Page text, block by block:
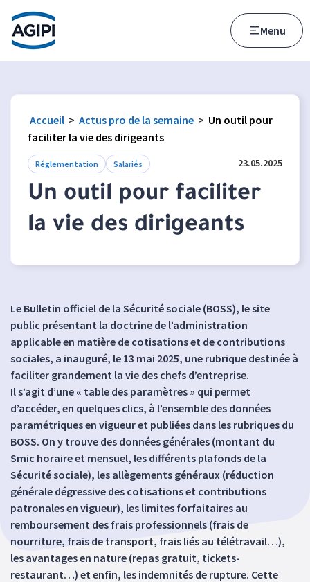
Accès au menu
Accès au contenu principal
Menu
Accueil > Actus pro de la semaine > Un outil pour
faciliter la vie des dirigeants
Réglementation Salariés 23.05.2025
Un outil pour faciliter
la vie des dirigeants
Le Bulletin officiel de la Sécurité sociale (BOSS), le site
public présentant la doctrine de l’administration
applicable en matière de cotisations et de contributions
sociales, a inauguré, le 13 mai 2025, une rubrique destinée à
faciliter grandement la vie des chefs d’entreprise.
Il s’agit d’une « table des paramètres » qui permet
d’accéder, en quelques clics, à l’ensemble des données
paramétriques en vigueur et publiées dans les rubriques du
BOSS. On y trouve des données générales (montant du
Smic horaire et mensuel, les différents plafonds de la
Sécurité sociale), les allègements généraux (réduction
générale dégressive des cotisations et contributions
patronales en vigueur), les limites forfaitaires au
remboursement des frais professionnels (frais de
nourriture, frais de transport, frais liés au télétravail…),
les avantages en nature (repas gratuit, tickets-
restaurant…) et enfin, les indemnités de rupture. Cette